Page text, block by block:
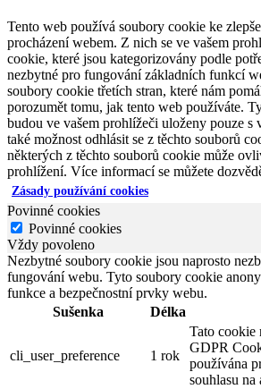
Tento web používá soubory cookie ke
procházení webem. Z nich se ve vašem
cookie, které jsou kategorizovány podle
nezbytné pro fungování základních funkcí
soubory cookie třetích stran, které nám
porozumět tomu, jak tento web používáte.
budou ve vašem prohlížeči uloženy pouze s
také možnost odhlásit se z těchto souborů
některých z těchto souborů cookie může
prohlížení. Více informací se můžete
Zásady používání cookies
Povinné cookies
Povinné cookies
Vždy povoleno
Nezbytné soubory cookie jsou naprosto
fungování webu. Tyto soubory cookie
funkce a bezpečnostní prvky webu.
Sušenka
Délka
cli_user_preference 1 rok
Tato cookie
GDPR
používána
souhlasu na